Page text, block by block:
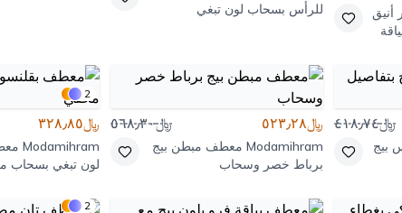
للرأس بسحاب لون تبغي
﷼٤١٨٫٧٤
بيج
﷼٥٢٣٫٢٨ ﷼٥٦٨٫٣٠
Modamihram معطف مبطن بيج
برباط خصر وسحاب
2
﷼٣٢٨٫٨٥
Modamihram
لون تبغي بسحاب
2